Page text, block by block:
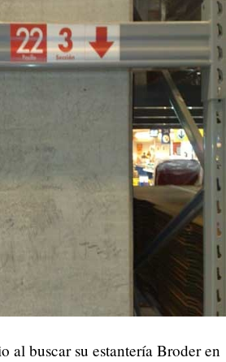
al buscar su estantería Broder en